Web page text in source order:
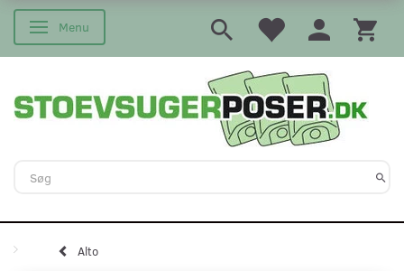
Skifte navigation
Menu
Alto